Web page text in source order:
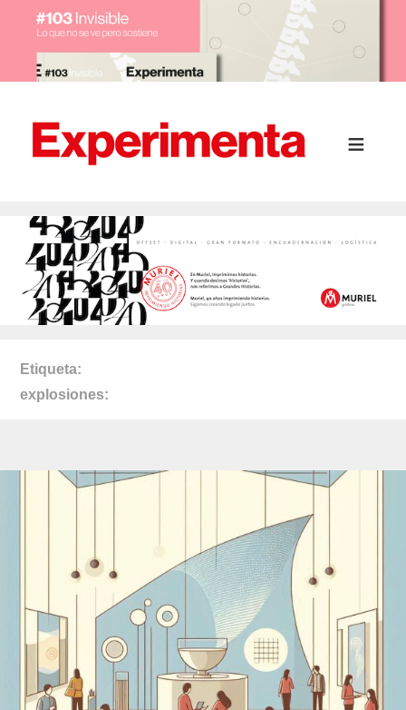
Etiqueta
explosiones